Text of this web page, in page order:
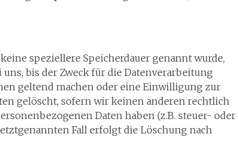
speziellere Speicherdauer genannt wurde,
bis der Zweck für die Datenverarbeitung
geltend machen oder eine Einwilligung zur
gelöscht, sofern wir keinen anderen rechtlich
Daten haben (z.B. steuer- oder
Fall erfolgt die Löschung nach